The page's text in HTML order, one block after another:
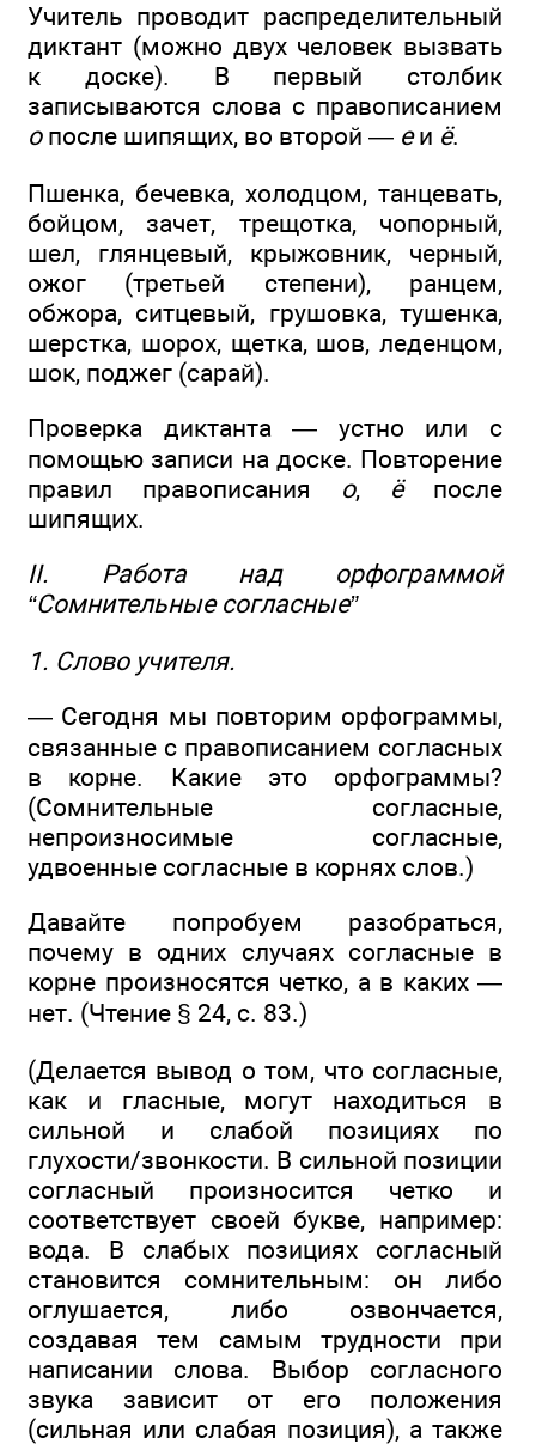
Учитель проводит распределительный
диктант (можно двух человек вызвать
к доске). В первый столбик
записываются слова с правописанием
опосле шипящих, во второй — еи ё.
Пшенка, бечевка, холодцом, танцевать,
бойцом, зачет, трещотка, чопорный,
шел, глянцевый, крыжовник, черный,
ожог (третьей степени), ранцем,
обжора, ситцевый, грушовка, тушенка,
шерстка, шорох, щетка, шов, леденцом,
шок, поджег (сарай).
Проверка диктанта — устно или с
помощью записи на доске. Повторение
правил правописания о, ёпосле
шипящих.
II. Работа над орфограммой
“Сомнительные согласные”
1. Слово учителя.
— Сегодня мы повторим орфограммы,
связанные с правописанием согласных
в корне. Какие это орфограммы?
(Сомнительные согласные,
непроизносимые согласные,
удвоенные согласные в корнях слов.)
Давайте попробуем разобраться,
почему в одних случаях согласные в
корне произносятся четко, а в каких —
нет. (Чтение § 24, с. 83.)
(Делается вывод о том, что согласные,
как и гласные, могут находиться в
сильной и слабой позициях по
глухости/звонкости. В сильной позиции
согласный произносится четко и
соответствует своей букве, например:
вода. В слабых позициях согласный
становится сомнительным: он либо
оглушается, либо озвончается,
создавая тем самым трудности при
написании слова. Выбор согласного
звука зависит от его положения
(сильная или слабая позиция), а также